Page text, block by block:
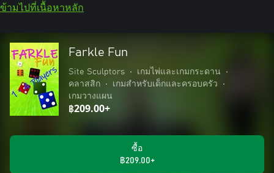
ข้ามไปที่เนื้อหาหลัก
Farkle Fun
Site Sculptors • เกมไพ่และเกมกระดาน
•
คลาสสิก
• เกมสำหรับเด็กและครอบครัว
•
เกมวางแผน
฿209.00+
ซื้อ
฿209.00+